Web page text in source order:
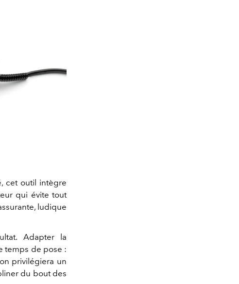
cet outil intègre
qui évite tout
ludique
Adapter la
temps de pose :
privilégiera un
du bout des